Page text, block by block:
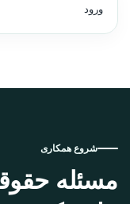
ورود
شروع همکاری
مسئله